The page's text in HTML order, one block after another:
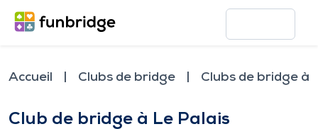
Accueil Clubs de bridge Clubs de bridge à
Club de bridge à Le Palais